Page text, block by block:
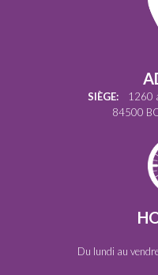
SIÈGE: 1260
84500
Du lundi au